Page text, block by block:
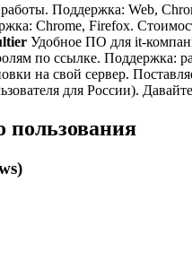
Поддержка: Web,
Chrome, Firefox.
Удобное ПО для it-
по ссылке. Поддержка:
на свой сервер.
для России).
пользования